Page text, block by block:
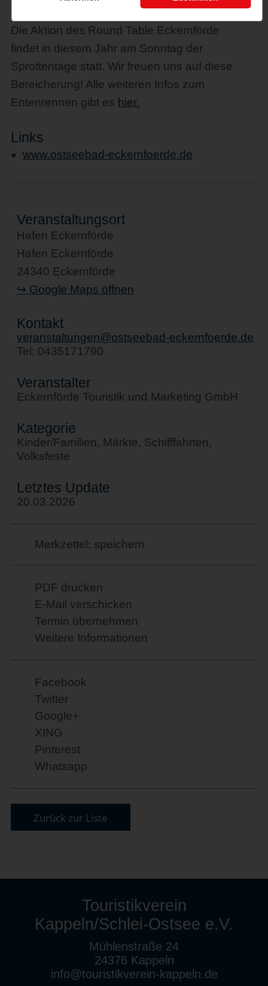
Die Aktion des Round Table Eckernförde
findet in diesem Jahr am Sonntag der
Sprottentage statt. Wir freuen uns auf diese
Bereicherung! Alle weiteren Infos zum
Entenrennen gibt es hier.
Links
www.ostseebad-eckernfoerde.de
Veranstaltungsort
Hafen Eckernförde
Hafen Eckernförde
24340 Eckernförde
↪ Google Maps öffnen
Kontakt
veranstaltungen@ostseebad-eckernfoerde.de
Tel: 0435171790
Veranstalter
Eckernförde Touristik und Marketing GmbH
Kategorie
Kinder/Familien, Märkte, Schifffahrten,
Volksfeste
Letztes Update
20.03.2026
Merkzettel: speichern
PDF drucken
E-Mail verschicken
Termin übernehmen
Weitere Informationen
Facebook
Twitter
Google+
XING
Pinterest
Whatsapp
Zurück zur Liste
Touristikverein
Kappeln/Schlei-Ostsee e.V.
Mühlenstraße 24
24376 Kappeln
info@touristikverein-kappeln.de